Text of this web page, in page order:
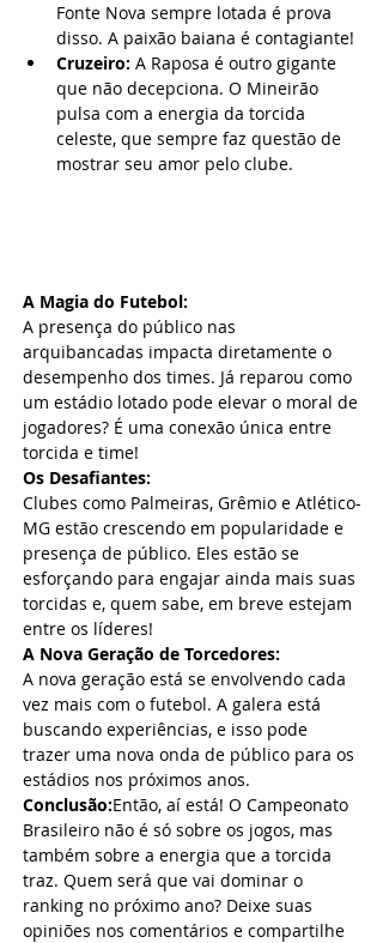
Fonte Nova sempre lotada é prova
disso. A paixão baiana é contagiante!
Cruzeiro: A Raposa é outro gigante
que não decepciona. O Mineirão
pulsa com a energia da torcida
celeste, que sempre faz questão de
mostrar seu amor pelo clube.
A Magia do Futebol:
A presença do público nas
arquibancadas impacta diretamente o
desempenho dos times. Já reparou como
um estádio lotado pode elevar o moral de
jogadores? É uma conexão única entre
torcida e time!
Os Desafiantes:
Clubes como Palmeiras, Grêmio e Atlético-
MG estão crescendo em popularidade e
presença de público. Eles estão se
esforçando para engajar ainda mais suas
torcidas e, quem sabe, em breve estejam
entre os líderes!
A Nova Geração de Torcedores:
A nova geração está se envolvendo cada
vez mais com o futebol. A galera está
buscando experiências, e isso pode
trazer uma nova onda de público para os
estádios nos próximos anos.
Conclusão:Então, aí está! O Campeonato
Brasileiro não é só sobre os jogos, mas
também sobre a energia que a torcida
traz. Quem será que vai dominar o
ranking no próximo ano? Deixe suas
opiniões nos comentários e compartilhe